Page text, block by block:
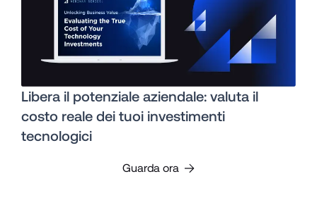
Libera il potenziale aziendale: valuta il
costo reale dei tuoi investimenti
tecnologici
Guarda ora